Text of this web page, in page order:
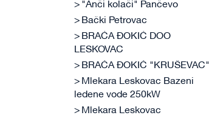
"Anči kolači" Pančevo
Bački Petrovac
BRAĆA ĐOKIĆ DOO
LESKOVAC
BRAĆA ĐOKIĆ "KRUŠEVAC"
Mlekara Leskovac Bazeni
ledene vode 250kW
Mlekara Leskovac